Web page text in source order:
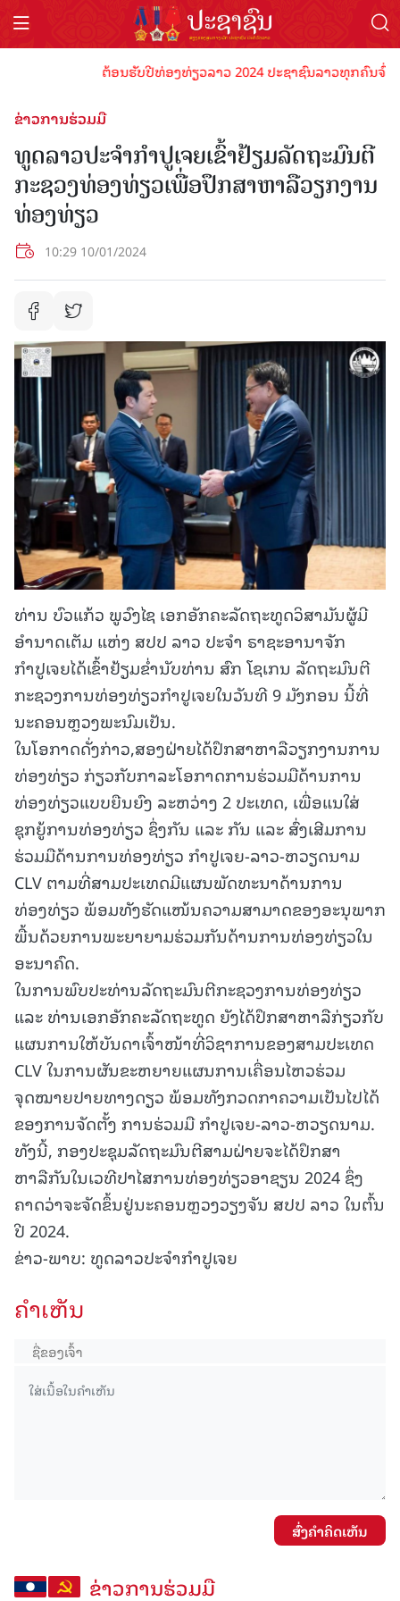
ຕ້ອນຮັບປີທ່ອງທ່ຽວລາວ 2024 ປະຊາຊົນລາວທຸກຄົນຈົ່ງ
ຂ່າວການຮ່ວມມື
ທູດລາວປະຈຳກຳປູເຈຍເຂົ້າຢ້ຽມລັດຖະມົນຕີ
ກະຊວງທ່ອງທ່ຽວເພື່ອປຶກສາຫາລືວຽກງານ
ທ່ອງທ່ຽວ
10:29 10/01/2024
ທ່ານ ບົວແກ້ວ ພູວົງໄຊ ເອກອັກຄະລັດຖະທູດວິສາມັນຜູ້ມີ
ອຳນາດເຕັມ ແຫ່ງ ສປປ ລາວ ປະຈຳ ຣາຊະອານາຈັກ
ກຳປູເຈຍໄດ້ເຂົ້າຢ້ຽມຂ່ຳນັບທ່ານ ສົກ ໂຊເກນ ລັດຖະມົນຕີ
ກະຊວງການທ່ອງທ່ຽວກຳປູເຈຍໃນວັນທີ 9 ມັງກອນ ນີ້ທີ່
ນະຄອນຫຼວງພະນົມເປັນ.
ໃນໂອກາດດັ່ງກ່າວ,ສອງຝ່າຍໄດ້ປຶກສາຫາລືວຽກງານການ
ທ່ອງທ່ຽວ ກ່ຽວກັບກາລະໂອກາດການຮ່ວມມືດ້ານການ
ທ່ອງທ່ຽວແບບຍືນຍົງ ລະຫວ່າງ 2 ປະເທດ, ເພື່ອແນໃສ່
ຊຸກຍູ້ການທ່ອງທ່ຽວ ຊຶ່ງກັນ ແລະ ກັນ ແລະ ສົ່ງເສີມການ
ຮ່ວມມືດ້ານການທ່ອງທ່ຽວ ກຳປູເຈຍ-ລາວ-ຫວຽດນາມ
CLV ຕາມທີ່ສາມປະເທດມີແຜນພັດທະນາດ້ານການ
ທ່ອງທ່ຽວ ພ້ອມທັງຮັດແໜ້ນຄວາມສາມາດຂອງອະນຸພາກ
ພື້ນດ້ວຍການພະຍາຍາມຮ່ວມກັນດ້ານການທ່ອງທ່ຽວໃນ
ອະນາຄົດ.
ໃນການພົບປະທ່ານລັດຖະມົນຕີກະຊວງການທ່ອງທ່ຽວ
ແລະ ທ່ານເອກອັກຄະລັດຖະທູດ ຍັງໄດ້ປຶກສາຫາລືກ່ຽວກັບ
ແຜນການໃຫ້ບັນດາເຈົ້າໜ້າທີ່ວິຊາການຂອງສາມປະເທດ
CLV ໃນການຜັນຂະຫຍາຍແຜນການເຄື່ອນໄຫວຮ່ວມ
ຈຸດໝາຍປາຍທາງດຽວ ພ້ອມທັງກວດກາຄວາມເປັນໄປໄດ້
ຂອງການຈັດຕັ້ງ ການຮ່ວມມື ກຳປູເຈຍ-ລາວ-ຫວຽດນາມ.
ທັງນີ້, ກອງປະຊຸມລັດຖະມົນຕີສາມຝ່າຍຈະໄດ້ປຶກສາ
ຫາລືກັນໃນເວທີປາໄສການທ່ອງທ່ຽວອາຊຽນ 2024 ຊຶ່ງ
ຄາດວ່າຈະຈັດຂຶ້ນຢູ່ນະຄອນຫຼວງວຽງຈັນ ສປປ ລາວ ໃນຕົ້ນ
ປີ 2024.
ຂ່າວ-ພາບ: ທູດລາວປະຈຳກຳປູເຈຍ
ຄໍາເຫັນ
ສົ່ງຄໍາຄິດເຫັນ
ຂ່າວການຮ່ວມມື